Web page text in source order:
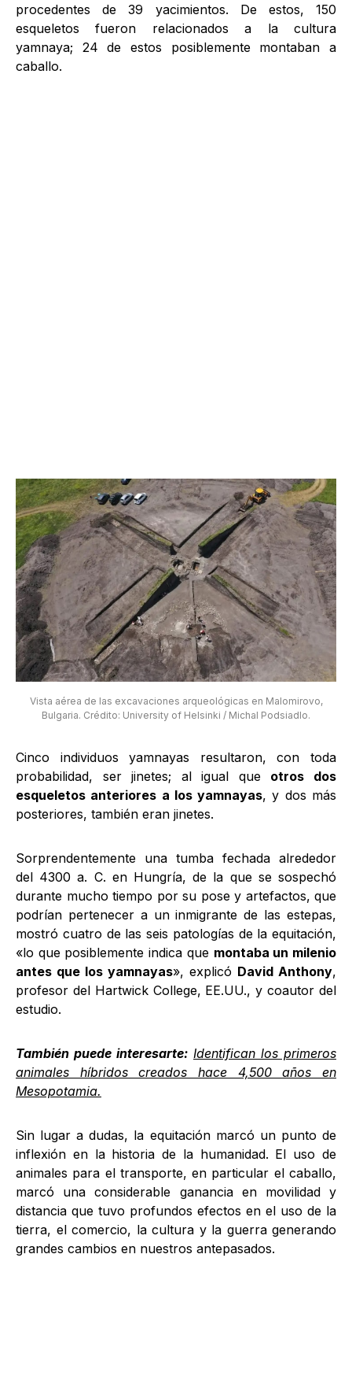
procedentes de 39 yacimientos. De estos, 150
esqueletos fueron relacionados a la cultura
yamnaya; 24 de estos posiblemente montaban a
caballo.
Vista aérea de las excavaciones arqueológicas en Malomirovo,
Bulgaria. Crédito: University of Helsinki / Michal Podsiadlo.
Cinco individuos yamnayas resultaron, con toda
probabilidad, ser jinetes; al igual que otros dos
esqueletos anteriores a los yamnayas, y dos más
posteriores, también eran jinetes.
Sorprendentemente una tumba fechada alrededor
del 4300 a. C. en Hungría, de la que se sospechó
durante mucho tiempo por su pose y artefactos, que
podrían pertenecer a un inmigrante de las estepas,
mostró cuatro de las seis patologías de la equitación,
«lo que posiblemente indica que montaba un milenio
antes que los yamnayas», explicó David Anthony,
profesor del Hartwick College, EE.UU., y coautor del
estudio.
También puede interesarte: Identifican los primeros
animales híbridos creados hace 4,500 años en
Mesopotamia.
Sin lugar a dudas, la equitación marcó un punto de
inflexión en la historia de la humanidad. El uso de
animales para el transporte, en particular el caballo,
marcó una considerable ganancia en movilidad y
distancia que tuvo profundos efectos en el uso de la
tierra, el comercio, la cultura y la guerra generando
grandes cambios en nuestros antepasados.